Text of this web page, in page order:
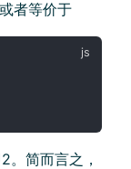
或者等价于
。简而言之，